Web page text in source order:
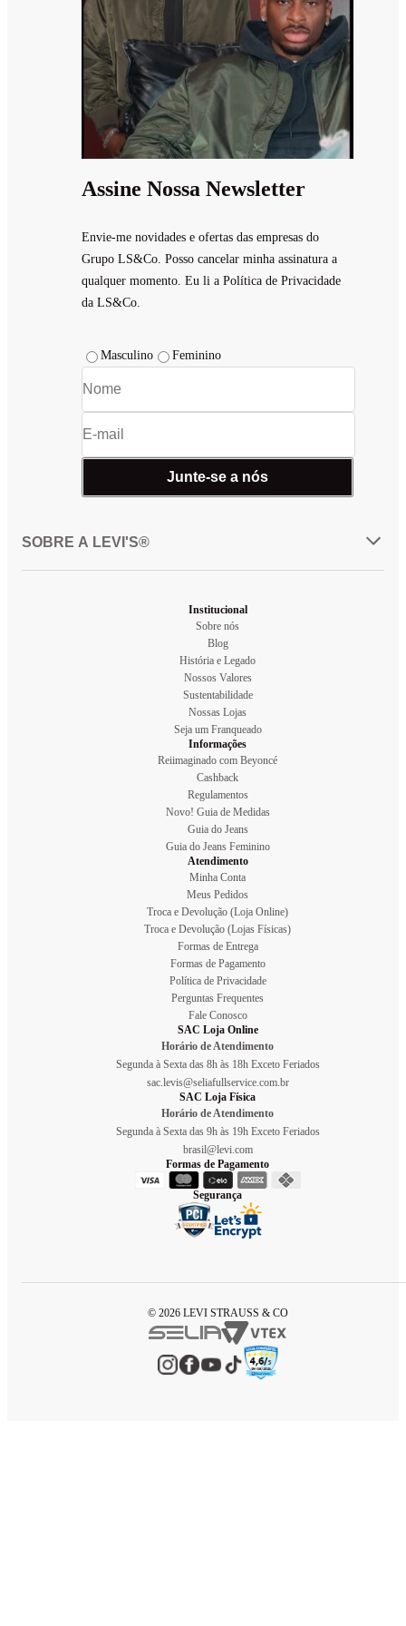
Assine Nossa Newsletter
Envie-me novidades e ofertas das empresas do
Grupo LS&Co. Posso cancelar minha assinatura a
qualquer momento. Eu li a Política de Privacidade
da LS&Co.
Masculino Feminino
Junte-se a nós
SOBRE A LEVI'S®
Institucional
Sobre nós
Blog
História e Legado
Nossos Valores
Sustentabilidade
Nossas Lojas
Seja um Franqueado
Informações
Reiimaginado com Beyoncé
Cashback
Regulamentos
Novo! Guia de Medidas
Guia do Jeans
Guia do Jeans Feminino
Atendimento
Minha Conta
Meus Pedidos
Troca e Devolução (Loja Online)
Troca e Devolução (Lojas Físicas)
Formas de Entrega
Formas de Pagamento
Política de Privacidade
Perguntas Frequentes
Fale Conosco
SAC Loja Online
Horário de Atendimento
Segunda à Sexta das 8h às 18h Exceto Feriados
sac.levis@seliafullservice.com.br
SAC Loja Física
Horário de Atendimento
Segunda à Sexta das 9h às 19h Exceto Feriados
brasil@levi.com
Formas de Pagamento
Segurança
© 2026 LEVI STRAUSS & CO